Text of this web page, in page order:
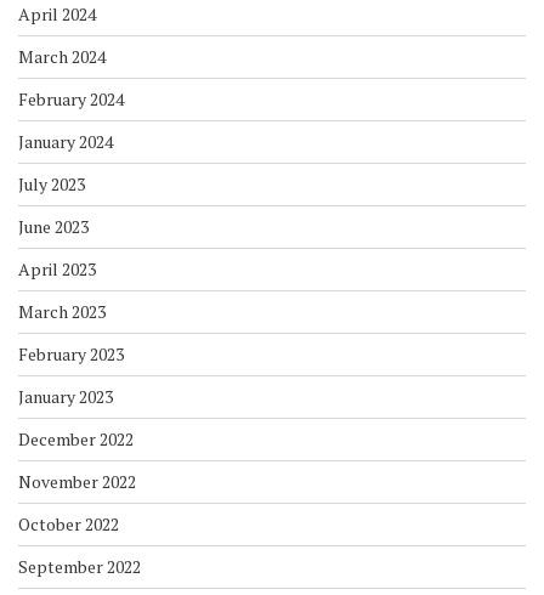
April 2024
March 2024
February 2024
January 2024
July 2023
June 2023
April 2023
March 2023
February 2023
January 2023
December 2022
November 2022
October 2022
September 2022